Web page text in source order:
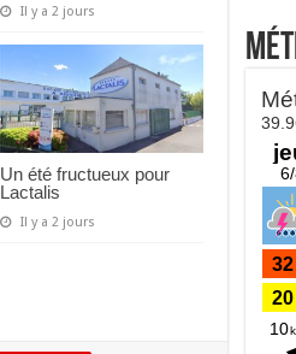
Il y a 2 jours
Un été fructueux pour
Lactalis
Il y a 2 jours